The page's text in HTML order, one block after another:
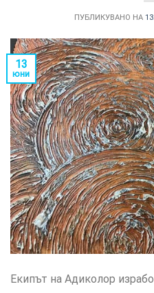
ПУБЛИКУВАНО НА
13
юни
Екипът на Адиколор